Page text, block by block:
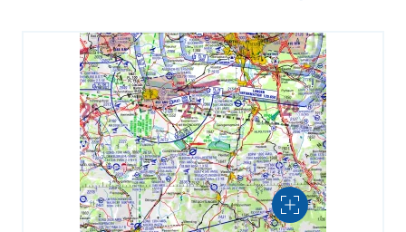
Vergrößern